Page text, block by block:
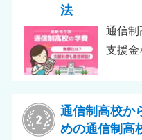
法
通信制
支援金
目安
やすく
通信制高校か
めの通信制高